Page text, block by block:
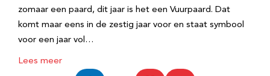
zomaar een paard, dit jaar is het een Vuurpaard. Dat
komt maar eens in de zestig jaar voor en staat symbool
voor een jaar vol…
Lees meer